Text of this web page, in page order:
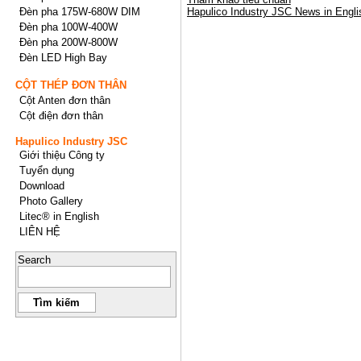
Hapulico Industry JSC News in
Đèn pha 175W-680W DIM
Đèn pha 100W-400W
Đèn pha 200W-800W
Đèn LED High Bay
CỘT THÉP ĐƠN THÂN
Cột Anten đơn thân
Cột điện đơn thân
Hapulico Industry JSC
Giới thiệu Công ty
Tuyển dụng
Download
Photo Gallery
Litec® in English
LIÊN HỆ
Search